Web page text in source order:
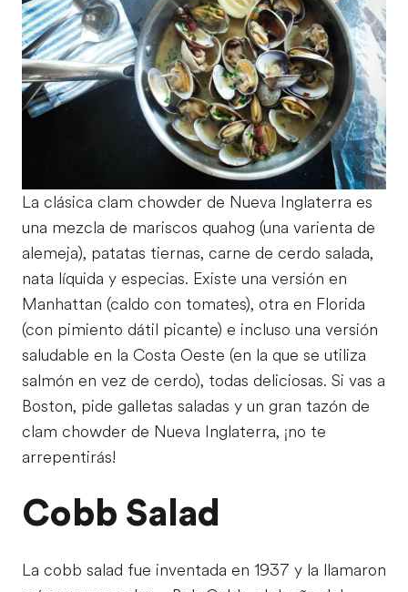
La clásica clam chowder de Nueva Inglaterra es
una mezcla de mariscos quahog (una varienta de
alemeja), patatas tiernas, carne de cerdo salada,
nata líquida y especias. Existe una versión en
Manhattan (caldo con tomates), otra en Florida
(con pimiento dátil picante) e incluso una versión
saludable en la Costa Oeste (en la que se utiliza
salmón en vez de cerdo), todas deliciosas. Si vas a
Boston, pide galletas saladas y un gran tazón de
clam chowder de Nueva Inglaterra, ¡no te
arrepentirás!
Cobb Salad
La cobb salad fue inventada en 1937 y la llamaron